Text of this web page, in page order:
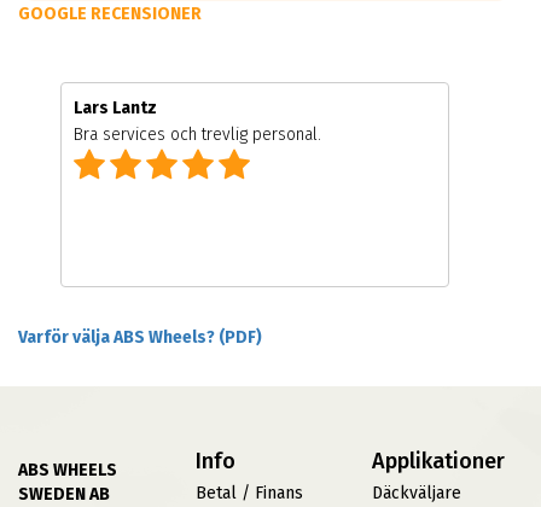
GOOGLE RECENSIONER
Lars Lantz
Bra services och trevlig personal.
Varför välja ABS Wheels? (PDF)
ABS WHEELS
SWEDEN AB
Info
Betal / Finans
Applikationer
Däckväljare